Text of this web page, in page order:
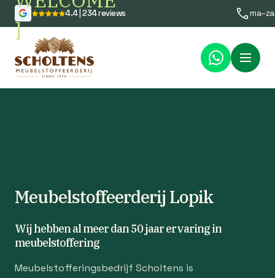
]
4.4 | 234 reviews
Menu
Meubelstoffeerderij Lopik
Wij hebben al meer dan 50 jaar ervaring in
meubelstoffering
Meubelstofferingsbedrijf Scholtens is